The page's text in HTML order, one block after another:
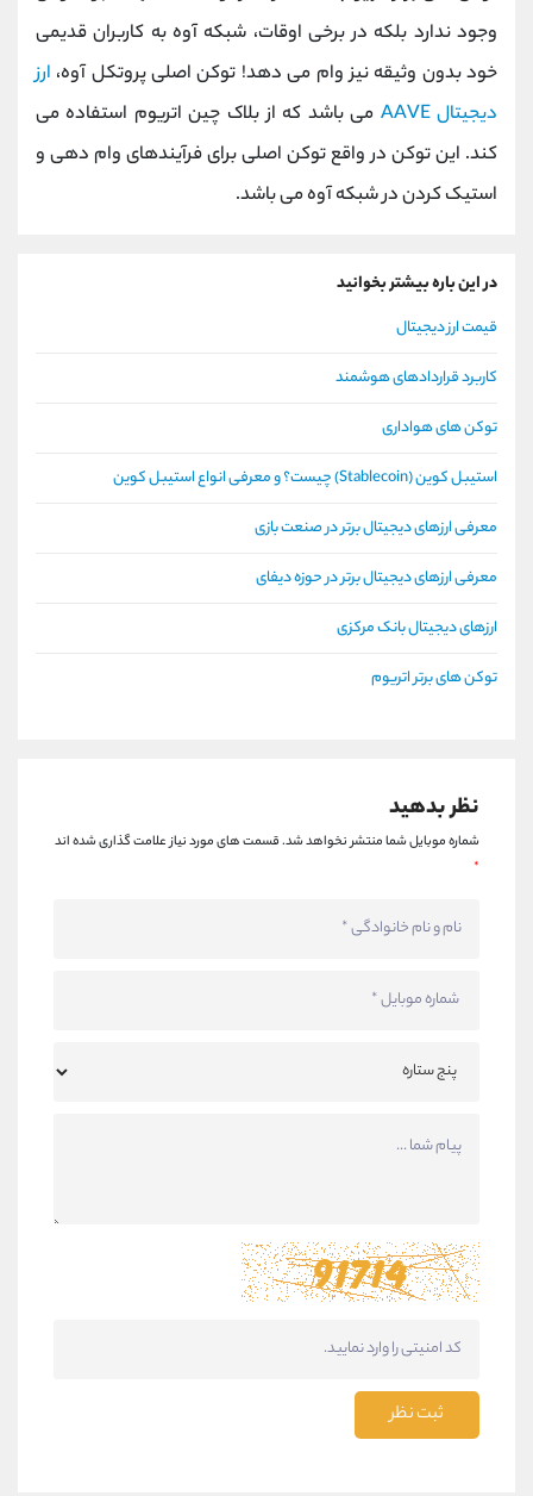
وجود ندارد بلکه در برخی اوقات، شبکه آوه به کاربران قدیمی
خود بدون وثیقه نیز وام می دهد! توکن اصلی پروتکل آوه، ارز
دیجیتال AAVE
می باشد که از بلاک چین اتریوم استفاده می
کند. این توکن در واقع توکن اصلی برای فرآیندهای وام دهی و
استیک کردن در شبکه آوه می باشد.
در این باره بیشتر بخوانید
قیمت ارز دیجیتال
کاربرد قراردادهای هوشمند
توکن های هواداری
استیبل کوین (Stablecoin) چیست؟ و معرفی انواع استیبل کوین
معرفی ارزهای دیجیتال برتر در صنعت بازی
معرفی ارزهای دیجیتال برتر در حوزه دیفای
ارزهای دیجیتال بانک مرکزی
توکن های برتر اتریوم
نظر بدهید
شماره موبایل شما منتشر نخواهد شد.قسمت های مورد نیاز علامت گذاری شده اند
*
ثبت نظر